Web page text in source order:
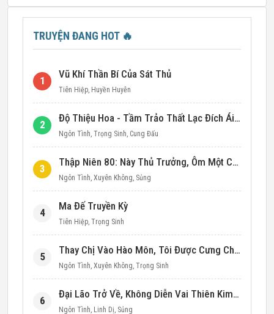
TRUYỆN ĐANG HOT 🔥
1
Vũ Khí Thần Bí Của Sát Thủ
Tiên Hiệp, Huyền Huyễn
2
Độ Thiệu Hoa - Tầm Trảo Thất Lạc Đích Ái Tình
Ngôn Tình, Trọng Sinh, Cung Đấu
3
Thập Niên 80: Này Thủ Trưởng, Ôm Một Cái Đi!
Ngôn Tình, Xuyên Không, Sủng
4
Ma Đế Truyền Kỳ
Tiên Hiệp, Trọng Sinh
5
Thay Chị Vào Hào Môn, Tôi Được Cưng Chiều Hết Mực (Thập Niên 90)
Ngôn Tình, Xuyên Không, Trọng Sinh
6
Đại Lão Trở Về, Không Diễn Vai Thiên Kim Giả Nữa
Ngôn Tình, Linh Dị, Sủng